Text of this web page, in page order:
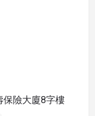
保險大廈8字樓